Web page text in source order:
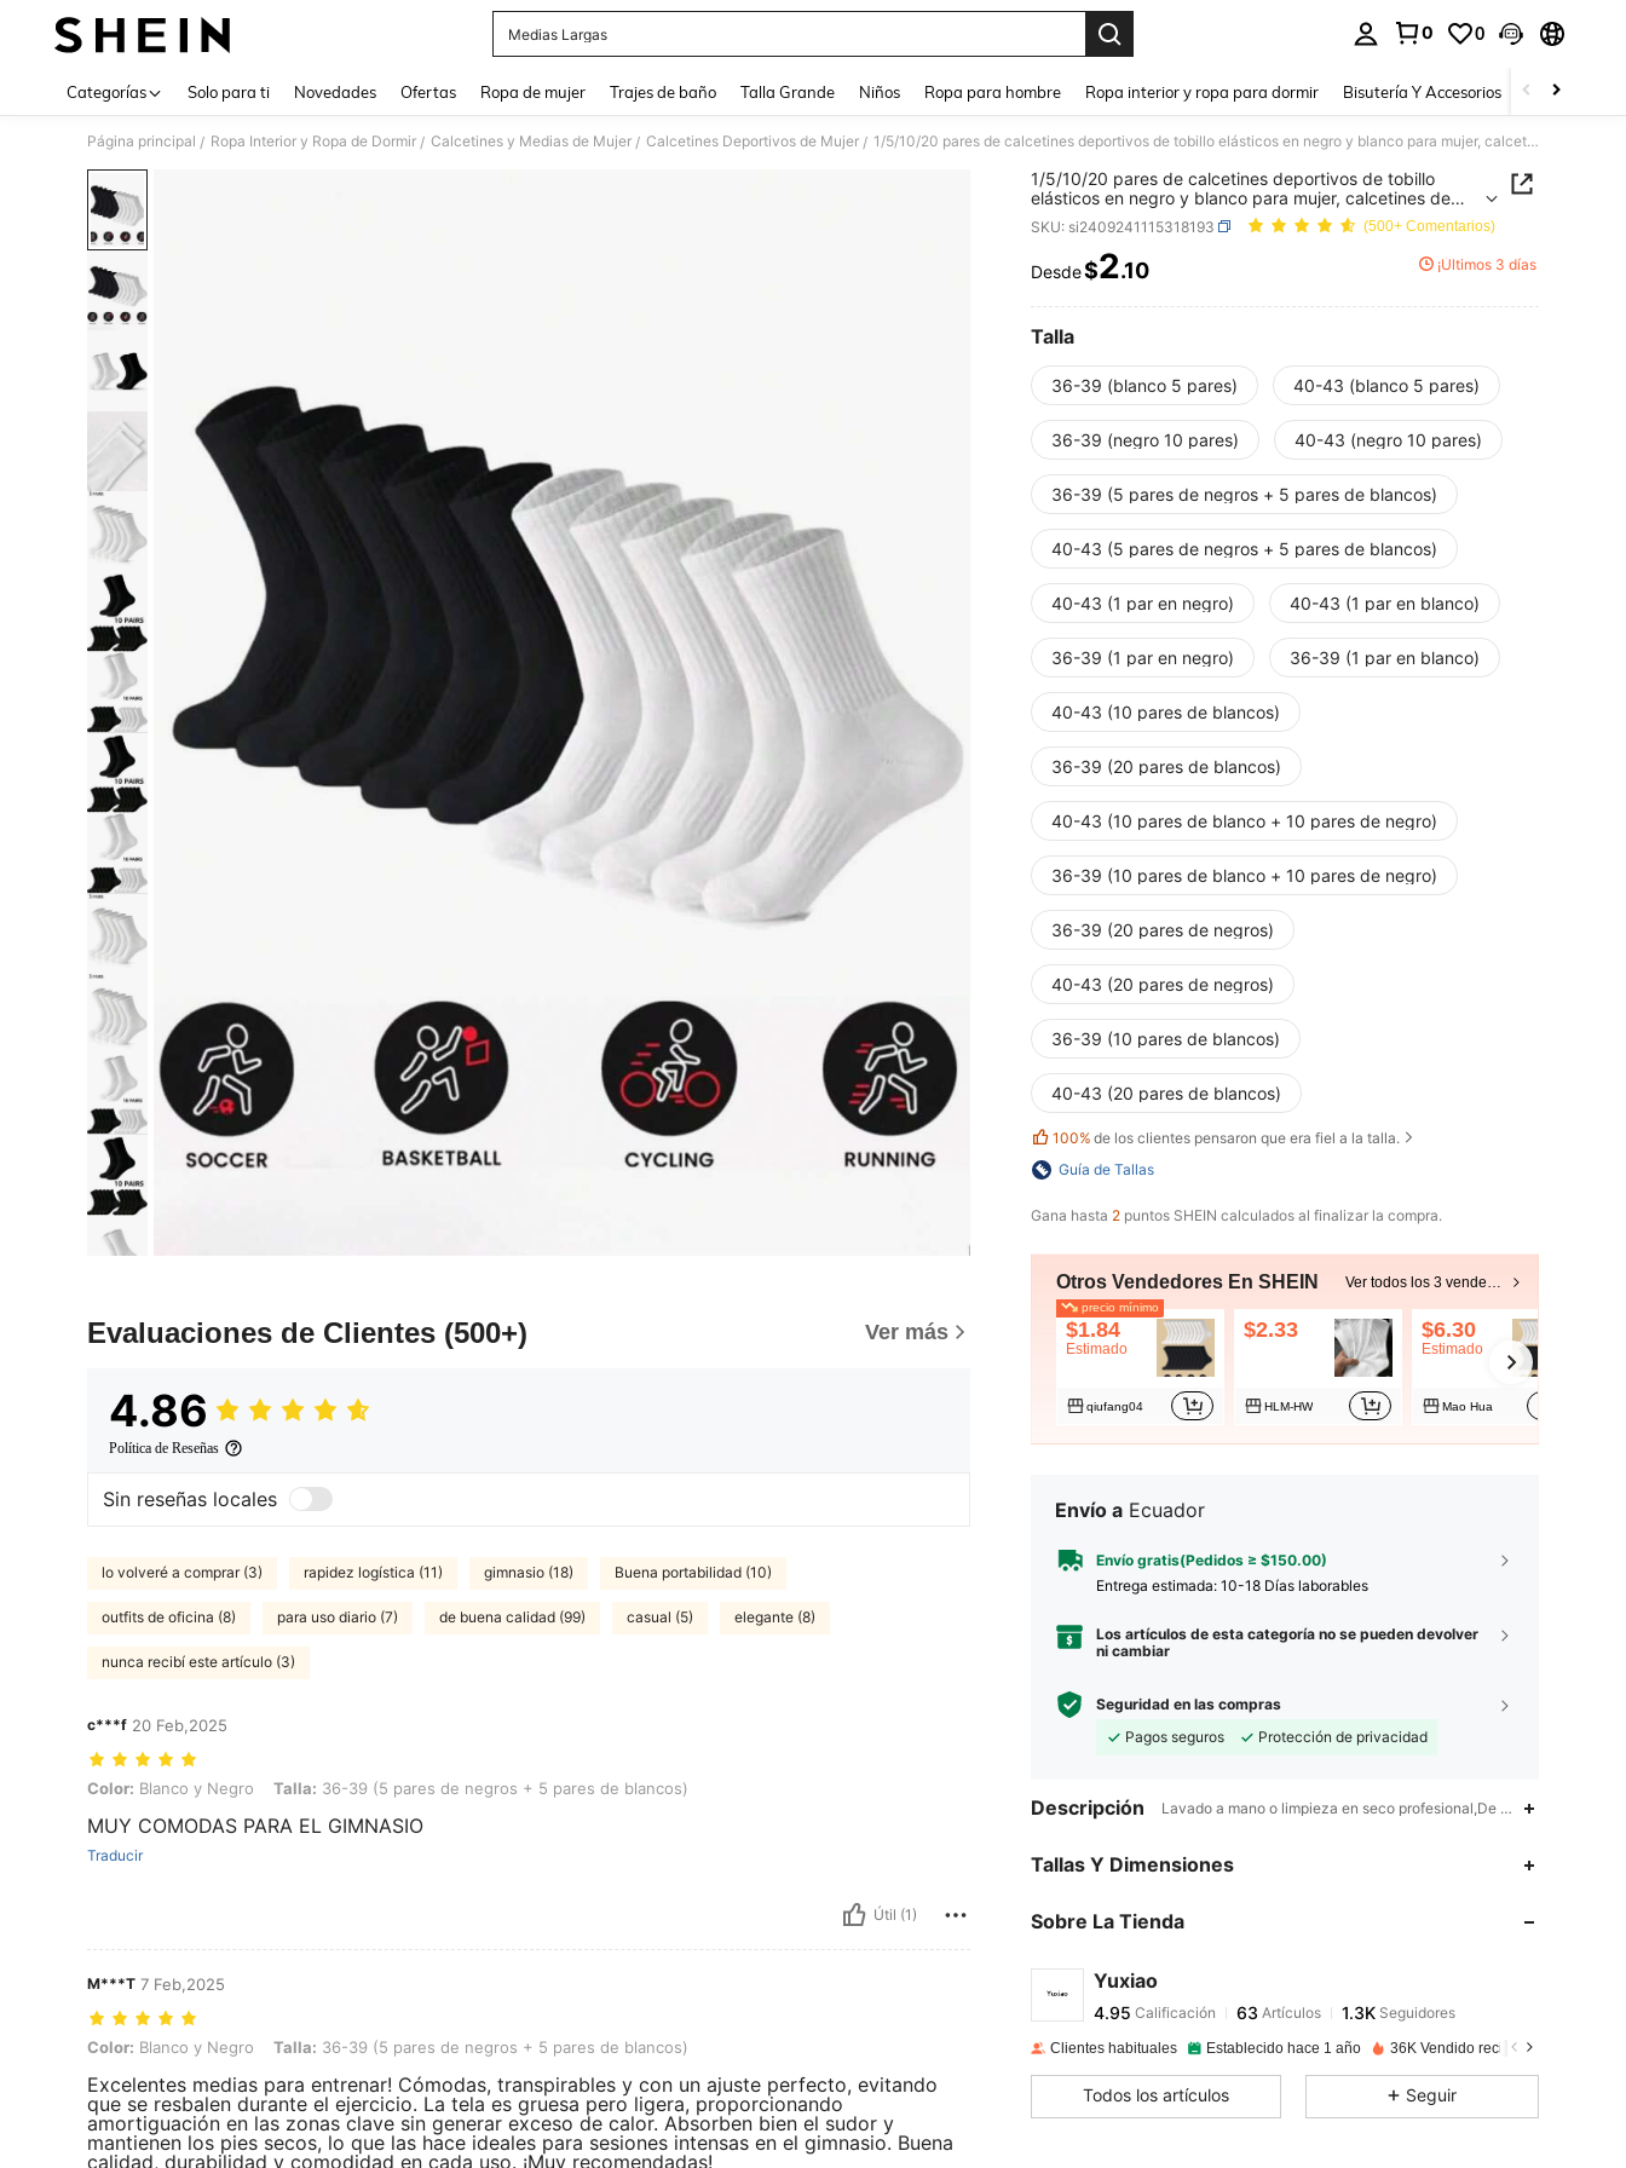
Medias Largas
0 0
Categorías Solo para ti Novedades Ofertas Ropa de mujer Trajes de baño Talla Grande Niños Ropa para hombre Ropa interior y ropa para dormir Bisutería Y Accesorios Zapatos
Página principal / Ropa Interior y Ropa de Dormir / Calcetines y Medias de Mujer / Calcetines Deportivos de Mujer / 1/5/10/20 pares de calcetines deportivos de tobillo elásticos en negro y blanco para mujer, calcetines de baloncesto transpirables adecuados para ciclismo, calcetines largos
Evaluaciones de Clientes (500+) Ver más
4.86
Política de Reseñas
Sin reseñas locales
lo volveré a comprar (3) rapidez logística (11) gimnasio (18) Buena portabilidad (10)
outfits de oficina (8) para uso diario (7) de buena calidad (99) casual (5) elegante (8)
nunca recibí este artículo (3)
c***f 20 Feb,2025
Color: Blanco y Negro, Talla: 36-39 (5 pares de negros + 5 pares de blancos)
Color: Blanco y Negro Talla: 36-39 (5 pares de negros + 5 pares de blancos)
MUY COMODAS PARA EL GIMNASIO
Traducir
Útil (1)
M***T 7 Feb,2025
Color: Blanco y Negro, Talla: 36-39 (5 pares de negros + 5 pares de blancos)
Color: Blanco y Negro Talla: 36-39 (5 pares de negros + 5 pares de blancos)
Excelentes medias para entrenar! Cómodas, transpirables y con un ajuste perfecto, evitando
que se resbalen durante el ejercicio. La tela es gruesa pero ligera, proporcionando
amortiguación en las zonas clave sin generar exceso de calor. Absorben bien el sudor y
mantienen los pies secos, lo que las hace ideales para sesiones intensas en el gimnasio. Buena
calidad, durabilidad y comodidad en cada uso. ¡Muy recomendadas!
1/5/10/20 pares de calcetines deportivos de tobillo
elásticos en negro y blanco para mujer, calcetines de
baloncesto transpirables adecuados para ciclismo,
calcetines largos
SKU: si2409241115318193 (500+ Comentarios)
PRICE AND AVAILABILITY
Desde$2.10 ¡Últimos 3 días
Talla
36-39 (blanco 5 pares) 40-43 (blanco 5 pares)
36-39 (negro 10 pares) 40-43 (negro 10 pares)
36-39 (5 pares de negros + 5 pares de blancos)
40-43 (5 pares de negros + 5 pares de blancos)
40-43 (1 par en negro) 40-43 (1 par en blanco)
36-39 (1 par en negro) 36-39 (1 par en blanco)
40-43 (10 pares de blancos)
36-39 (20 pares de blancos)
40-43 (10 pares de blanco + 10 pares de negro)
36-39 (10 pares de blanco + 10 pares de negro)
36-39 (20 pares de negros)
40-43 (20 pares de negros)
36-39 (10 pares de blancos)
40-43 (20 pares de blancos)
100% de los clientes pensaron que era fiel a la talla.
Guía de Tallas
Gana hasta 2 puntos SHEIN calculados al finalizar la compra.
Otros Vendedores En SHEIN Ver todos los 3 vendedores
precio mínimo
$1.84
Estimado
qiufang04
$2.33
HLM-HW
$6.30
Estimado
Mao Hua
Envío a Ecuador
Envío gratis(Pedidos ≥ $150.00)
Entrega estimada: 10-18 Días laborables
Los artículos de esta categoría no se pueden devolver
ni cambiar
Seguridad en las compras
Pagos seguros
Protección de privacidad
Descripción Lavado a mano o limpieza en seco profesional,De uso Diario y
Tallas Y Dimensiones
Sobre La Tienda
Yuxiao
4.95
4.95 Calificación
k***7seguidoHace 1 día
4.95
Clientes habituales Establecido hace 1 año 36K Vendido recientemente
Todos los artículos Seguir